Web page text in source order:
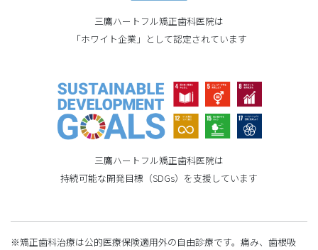
三鷹ハートフル矯正歯科医院は
「ホワイト企業」として認定されています
三鷹ハートフル矯正歯科医院は
持続可能な開発目標（SDGs）を支援しています
※矯正歯科治療は公的医療保険適用外の自由診療です。痛み、歯根吸